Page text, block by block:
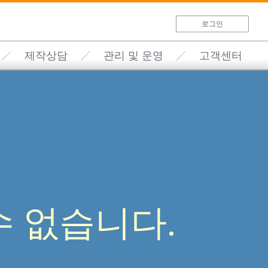
로그인
제작상담 관리 및 운영 고객센터
없습니다.